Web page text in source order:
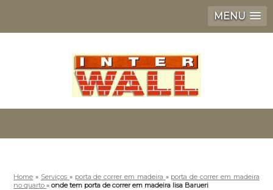
MENU
Home » Serviços » porta de correr em madeira » porta de correr em madeira
no quarto»onde tem porta de correr em madeira lisa Barueri